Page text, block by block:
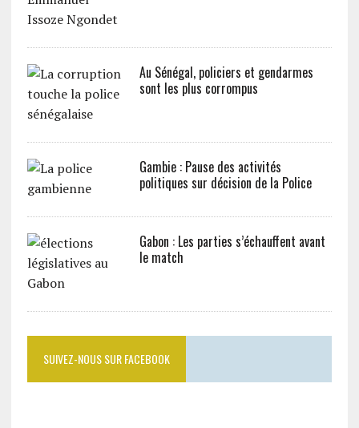
Au Sénégal, policiers et gendarmes
sont les plus corrompus
Gambie : Pause des activités
politiques sur décision de la Police
Gabon : Les parties s’échauffent avant
le match
SUIVEZ-NOUS SUR FACEBOOK